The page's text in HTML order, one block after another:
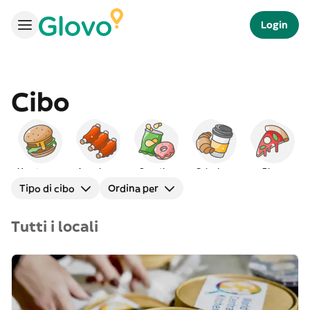
Login
Cibo
Hamburger Americano Spuntino Colazione Pizza
Tipo di cibo Ordina per
Tutti i locali